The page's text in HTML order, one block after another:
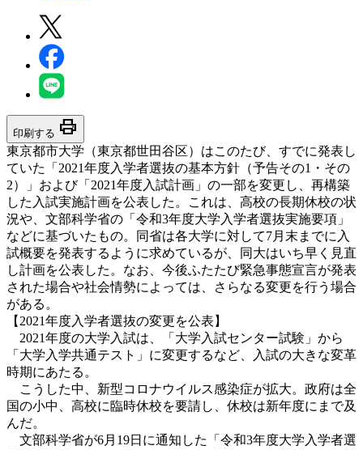
印刷する print
東京都市大学（東京都世田谷区）はこのたび、すでに発表し
ていた「2021年度入学者選抜の基本方針（予告その1・その
2）」および「2021年度入試計画」の一部を変更し、再構築
した入試実施計画を公表した。これは、高校の長期休校の状
況や、文部科学省の「令和3年度大学入学者選抜実施要項」
などに基づいたもの。同省は各大学に対して7月末までに入
試概要を発表するように求めているが、同大はいち早く見直
し計画を公表した。なお、今後ふたたび緊急事態宣言が発表
された場合や社会情勢によっては、さらなる変更を行う場合
がある。
【2021年度入学者選抜の変更を公表】
2021年度の大学入試は、「大学入試センター試験」から
「大学入学共通テスト」に変更するなど、入試の大きな変革
時期にあたる。
こうした中、新型コロナウイルス感染症が拡大。政府は全
国の小中、高校に臨時休校を要請し、休校は新年度にまで及
んだ。
文部科学省が6月19日に通知した「令和3年度大学入学者選